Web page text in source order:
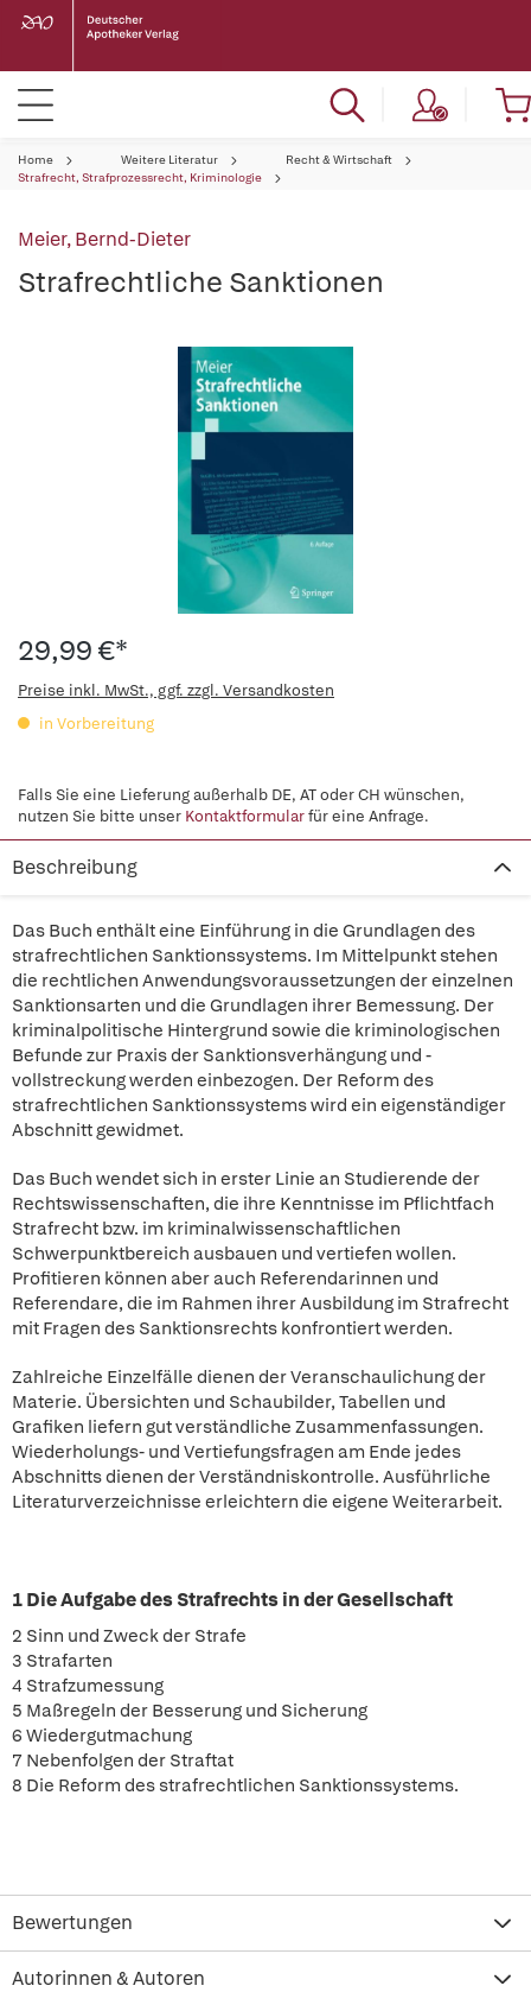
Home Weitere Literatur
Recht & Wirtschaft
Strafrecht, Strafprozessrecht, Kriminologie
Meier, Bernd-Dieter
Strafrechtliche Sanktionen
29,99 €*
Preise inkl. MwSt., ggf. zzgl. Versandkosten
in Vorbereitung
Falls Sie eine Lieferung außerhalb DE, AT oder CH wünschen,
nutzen Sie bitte unser Kontaktformularfür eine Anfrage.
Beschreibung
Das Buch enthält eine Einführung in die Grundlagen des
strafrechtlichen Sanktionssystems. Im Mittelpunkt stehen
die rechtlichen Anwendungsvoraussetzungen der einzelnen
Sanktionsarten und die Grundlagen ihrer Bemessung. Der
kriminalpolitische Hintergrund sowie die kriminologischen
Befunde zur Praxis der Sanktionsverhängung und -
vollstreckung werden einbezogen. Der Reform des
strafrechtlichen Sanktionssystems wird ein eigenständiger
Abschnitt gewidmet.
Das Buch wendet sich in erster Linie an Studierende der
Rechtswissenschaften, die ihre Kenntnisse im Pflichtfach
Strafrecht bzw. im kriminalwissenschaftlichen
Schwerpunktbereich ausbauen und vertiefen wollen.
Profitieren können aber auch Referendarinnen und
Referendare, die im Rahmen ihrer Ausbildung im Strafrecht
mit Fragen des Sanktionsrechts konfrontiert werden.
Zahlreiche Einzelfälle dienen der Veranschaulichung der
Materie. Übersichten und Schaubilder, Tabellen und
Grafiken liefern gut verständliche Zusammenfassungen.
Wiederholungs- und Vertiefungsfragen am Ende jedes
Abschnitts dienen der Verständniskontrolle. Ausführliche
Literaturverzeichnisse erleichtern die eigene Weiterarbeit.
1 Die Aufgabe des Strafrechts in der Gesellschaft
2 Sinn und Zweck der Strafe
3 Strafarten
4 Strafzumessung
5 Maßregeln der Besserung und Sicherung
6 Wiedergutmachung
7 Nebenfolgen der Straftat
8 Die Reform des strafrechtlichen Sanktionssystems.
Bewertungen
Autorinnen & Autoren